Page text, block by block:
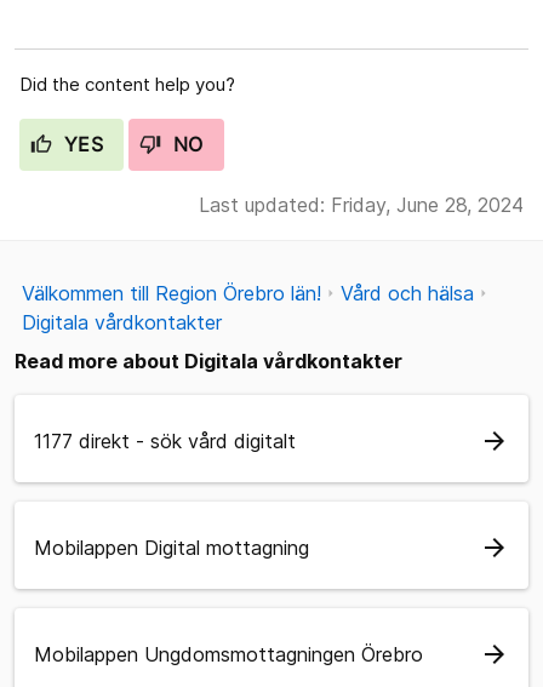
Did the content help you?
YES NO
Last updated: Friday, June 28, 2024
Välkommen till Region Örebro län!
Vård och hälsa
Digitala vårdkontakter
Read more about Digitala vårdkontakter
1177 direkt - sök vård digitalt arrow_forward
Mobilappen Digital mottagning arrow_forward
Mobilappen Ungdomsmottagningen Örebro arrow_forward